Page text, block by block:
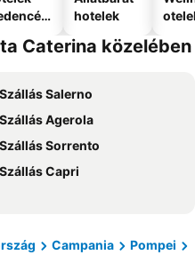
hotelek
Caterina közelében
Szállás Salerno
Szállás Agerola
Szállás Sorrento
Szállás Capri
Campania
Pompei